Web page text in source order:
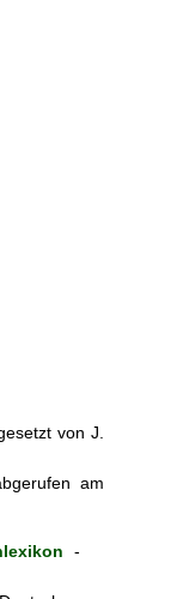
von J.
am
-